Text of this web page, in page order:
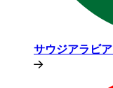
サウジアラビア​​